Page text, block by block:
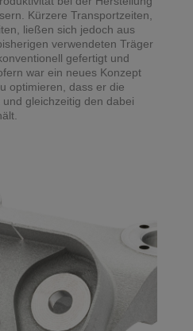
Kürzere Transportzeiten,
ließen sich jedoch aus
verwendeten Träger
gefertigt und
war ein neues Konzept
optimieren, dass er die
gleichzeitig den dabei